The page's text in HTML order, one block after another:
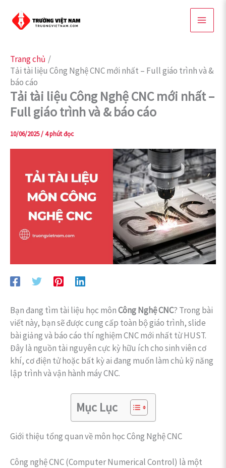
Trang chủ
Tải tài liệu Công Nghệ CNC mới nhất – Full giáo trình và &
báo cáo
Tải tài liệu Công Nghệ CNC mới nhất –
Full giáo trình và & báo cáo
10/06/2025/4 phút đọc
Bạn đang tìm tài liệu học mônCông Nghệ CNC? Trong bài
viết này, bạn sẽ được cung cấp toàn bộ giáo trình, slide
bài giảng và báo cáo thí nghiệm CNC mới nhất từ HUST.
Đây là nguồn tài nguyên cực kỳ hữu ích cho sinh viên cơ
khí, cơ điện tử hoặc bất kỳ ai đang muốn làm chủ kỹ năng
lập trình và vận hành máy CNC.
Mục Lục
Giới thiệu tổng quan về môn học Công Nghệ CNC
Công nghệ CNC (Computer Numerical Control) là một